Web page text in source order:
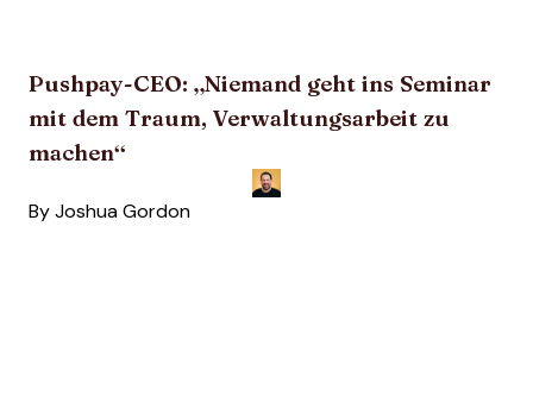
Pushpay-CEO: „Niemand geht ins Seminar
mit dem Traum, Verwaltungsarbeit zu
machen“
By Joshua Gordon